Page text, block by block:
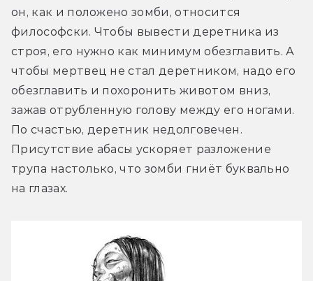
он, как и положено зомби, относится
философски. Чтобы вывести деретника из
строя, его нужно как минимум обезглавить. А
чтобы мертвец не стал деретником, надо его
обезглавить и похоронить животом вниз,
зажав отрубленную голову между его ногами.
По счастью, деретник недолговечен.
Присутствие абасы ускоряет разложение
трупа настолько, что зомби гниёт буквально
на глазах.